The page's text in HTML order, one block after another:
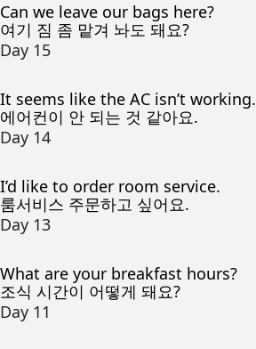
Can we leave our bags here?
여기 짐 좀 맡겨 놔도 돼요?
Day 15
It seems like the AC isn’t working.
에어컨이 안 되는 것 같아요.
Day 14
I’d like to order room service.
룸서비스 주문하고 싶어요.
Day 13
What are your breakfast hours?
조식 시간이 어떻게 돼요?
Day 11